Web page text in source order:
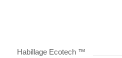
Habillage Ecotech ™